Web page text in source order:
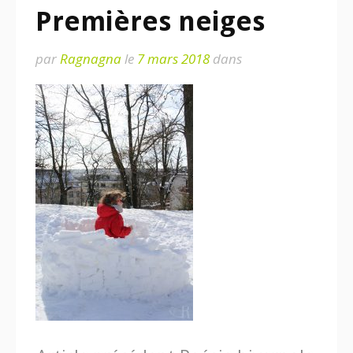
Premières neiges
parRagnagnale 7 mars 2018dans